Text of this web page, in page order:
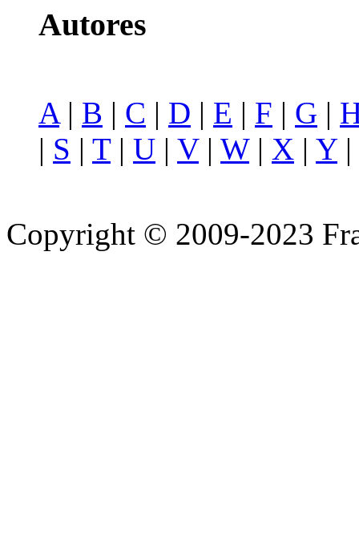
Autores
A | B | C | D | E | F | G |
| S | T| U | V| W| X | Y|
Copyright © 2009-2023